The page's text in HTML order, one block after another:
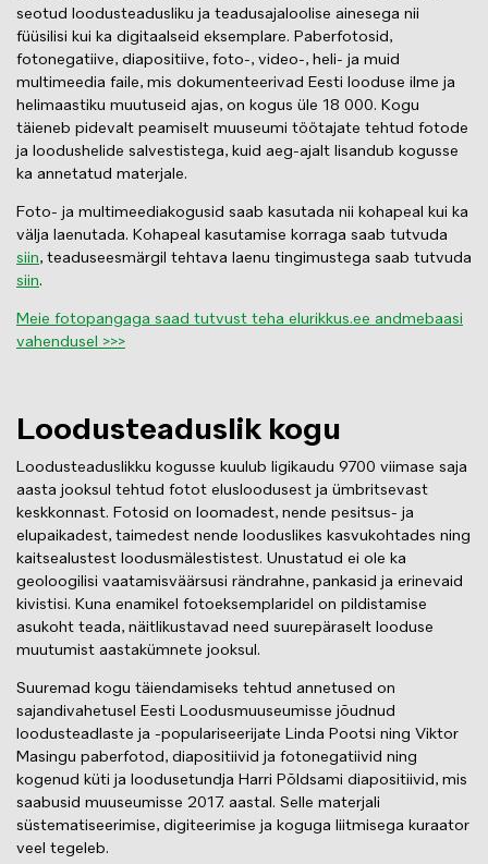
seotud loodusteadusliku ja teadusajaloolise ainesega nii
füüsilisi kui ka digitaalseid eksemplare. Paberfotosid,
fotonegatiive, diapositiive, foto-, video-, heli- ja muid
multimeedia faile, mis dokumenteerivad Eesti looduse ilme ja
helimaastiku muutuseid ajas, on kogus üle 18 000. Kogu
täieneb pidevalt peamiselt muuseumi töötajate tehtud fotode
ja loodushelide salvestistega, kuid aeg-ajalt lisandub kogusse
ka annetatud materjale.
Foto- ja multimeediakogusid saab kasutada nii kohapeal kui ka
välja laenutada. Kohapeal kasutamise korraga saab tutvuda
siin, teaduseesmärgil tehtava laenu tingimustega saab tutvuda
siin.
Meie fotopangaga saad tutvust teha elurikkus.ee andmebaasi
vahendusel >>>
Loodusteaduslik kogu
Loodusteaduslikku kogusse kuulub ligikaudu 9700 viimase saja
aasta jooksul tehtud fotot elusloodusest ja ümbritsevast
keskkonnast. Fotosid on loomadest, nende pesitsus- ja
elupaikadest, taimedest nende looduslikes kasvukohtades ning
kaitsealustest loodusmälestistest. Unustatud ei ole ka
geoloogilisi vaatamisväärsusi rändrahne, pankasid ja erinevaid
kivistisi. Kuna enamikel fotoeksemplaridel on pildistamise
asukoht teada, näitlikustavad need suurepäraselt looduse
muutumist aastakümnete jooksul.
Suuremad kogu täiendamiseks tehtud annetused on
sajandivahetusel Eesti Loodusmuuseumisse jõudnud
loodusteadlaste ja -populariseerijate Linda Pootsi ning Viktor
Masingu paberfotod, diapositiivid ja fotonegatiivid ning
kogenud küti ja loodusetundja Harri Põldsami diapositiivid, mis
saabusid muuseumisse 2017. aastal. Selle materjali
süstematiseerimise, digiteerimise ja koguga liitmisega kuraator
veel tegeleb.